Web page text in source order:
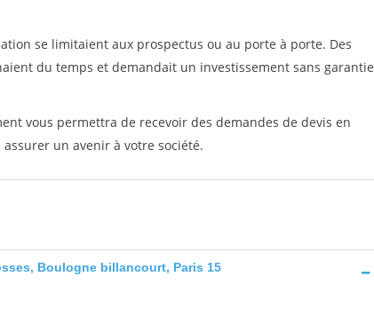
se limitaient aux prospectus ou au porte à porte. Des
du temps et demandait un investissement sans garantie
vous permettra de recevoir des demandes de devis en
un avenir à votre société.
Boulogne billancourt, Paris 15